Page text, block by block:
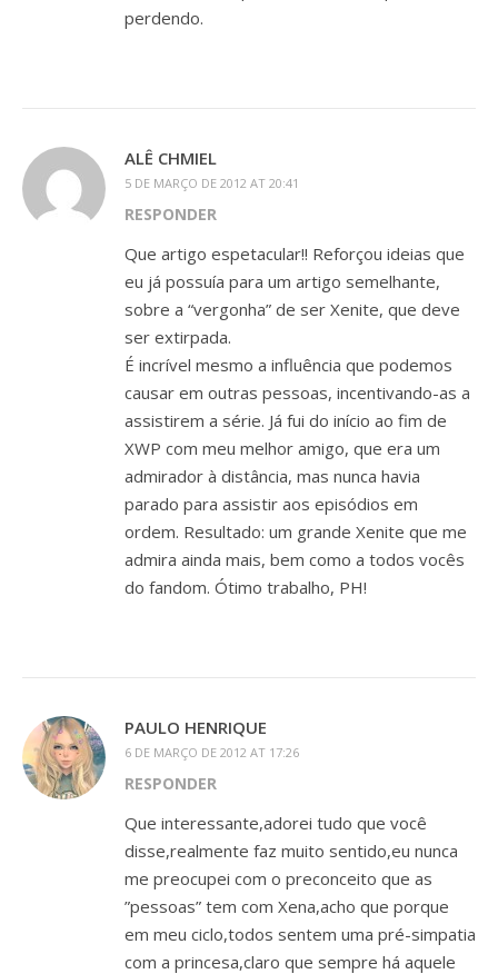
perdendo.
ALÊ CHMIEL
5 DE MARÇO DE 2012 AT 20:41
RESPONDER
Que artigo espetacular!! Reforçou ideias que
eu já possuía para um artigo semelhante,
sobre a “vergonha” de ser Xenite, que deve
ser extirpada.
É incrível mesmo a influência que podemos
causar em outras pessoas, incentivando-as a
assistirem a série. Já fui do início ao fim de
XWP com meu melhor amigo, que era um
admirador à distância, mas nunca havia
parado para assistir aos episódios em
ordem. Resultado: um grande Xenite que me
admira ainda mais, bem como a todos vocês
do fandom. Ótimo trabalho, PH!
PAULO HENRIQUE
6 DE MARÇO DE 2012 AT 17:26
RESPONDER
Que interessante,adorei tudo que você
disse,realmente faz muito sentido,eu nunca
me preocupei com o preconceito que as
”pessoas” tem com Xena,acho que porque
em meu ciclo,todos sentem uma pré-simpatia
com a princesa,claro que sempre há aquele